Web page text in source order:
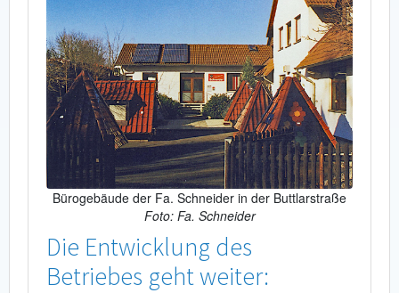
Bürogebäude der Fa. Schneider in der Buttlarstraße
Foto: Fa. Schneider
Die Entwicklung des
Betriebes geht weiter: